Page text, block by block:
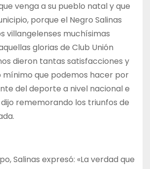
venga a su pueblo natal y que
porque el Negro Salinas
villangelenses muchísimas
glorias de Club Unión
dieron tantas satisfacciones y
mínimo que podemos hacer por
del deporte a nivel nacional e
rememorando los triunfos de
Salinas expresó: «La verdad que